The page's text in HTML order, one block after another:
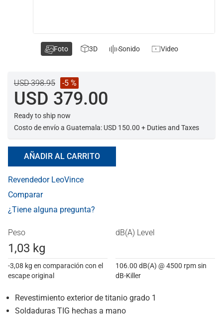
USD 398.95 -5 %
USD 379.00
Ready to ship now
Costo de envío a Guatemala: USD 150.00 + Duties and Taxes
AÑADIR AL CARRITO
Revendedor LeoVince
Comparar
¿Tiene alguna pregunta?
Peso
1,03 kg
-3,08 kg en comparación con el
escape original
dB(A) Level
106.00 dB(A) @ 4500 rpm sin
dB-Killer
Revestimiento exterior de titanio grado 1
Soldaduras TIG hechas a mano
Foto 3D Sonido Video